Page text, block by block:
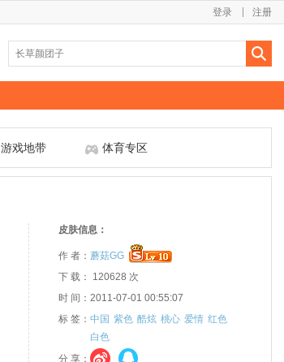
注册
登录
游戏地带 体育专区
皮肤信息：
作 者： 蘑菇GG
下 载： 120628 次
时 间：2011-07-01 00:55:07
标 签： 中国 紫色 酷炫 桃心 爱情 红色
白色
分 享：